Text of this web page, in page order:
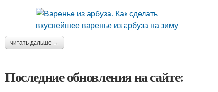
читать дальше →
Последние обновления на сайте: